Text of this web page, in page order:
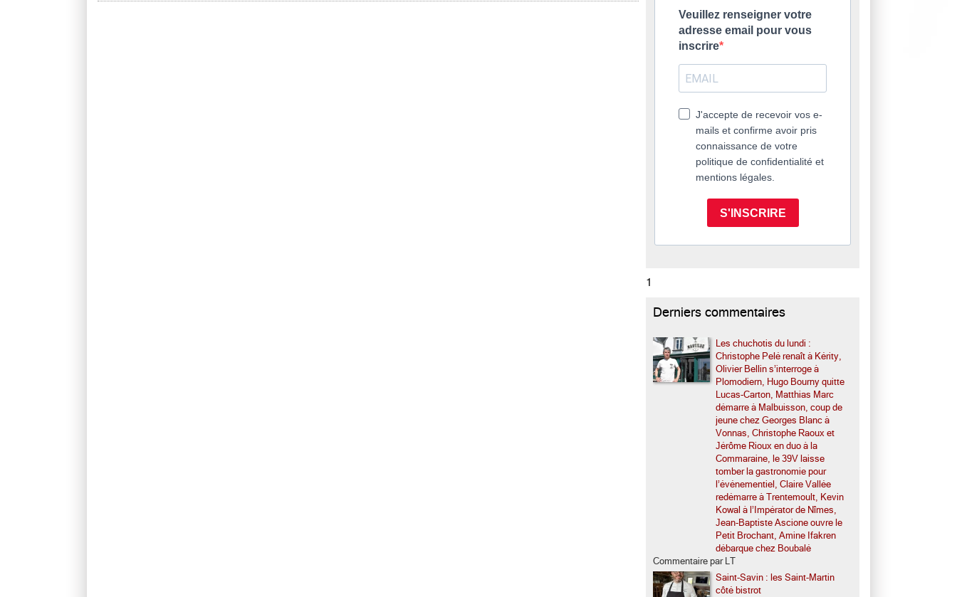
Veuillez renseigner votre
adresse email pour vous
inscrire
J'accepte de recevoir vos e-
mails et confirme avoir pris
connaissance de votre
politique de confidentialité et
mentions légales.
S'INSCRIRE
1
Derniers commentaires
Les chuchotis du lundi :
Christophe Pelé renaît à Kérity,
Olivier Bellin s’interroge à
Plomodiern, Hugo Bourny quitte
Lucas-Carton, Matthias Marc
démarre à Malbuisson, coup de
jeune chez Georges Blanc à
Vonnas, Christophe Raoux et
Jérôme Rioux en duo à la
Commaraine, le 39V laisse
tomber la gastronomie pour
l’événementiel, Claire Vallée
redémarre à Trentemoult, Kevin
Kowal à l’Impérator de Nîmes,
Jean-Baptiste Ascione ouvre le
Petit Brochant, Amine Ifakren
débarque chez Boubalé
Commentaire par LT
Saint-Savin : les Saint-Martin
côté bistrot